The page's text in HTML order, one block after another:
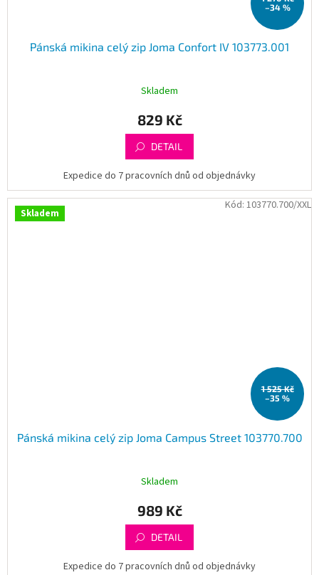
–34 %
Pánská mikina celý zip Joma Confort IV 103773.001
Skladem
829 Kč
DETAIL
Expedice do 7 pracovních dnů od objednávky
Skladem
1 525 Kč
–35 %
Pánská mikina celý zip Joma Campus Street 103770.700
Skladem
989 Kč
DETAIL
Expedice do 7 pracovních dnů od objednávky
Kód: 103770.700/XXL